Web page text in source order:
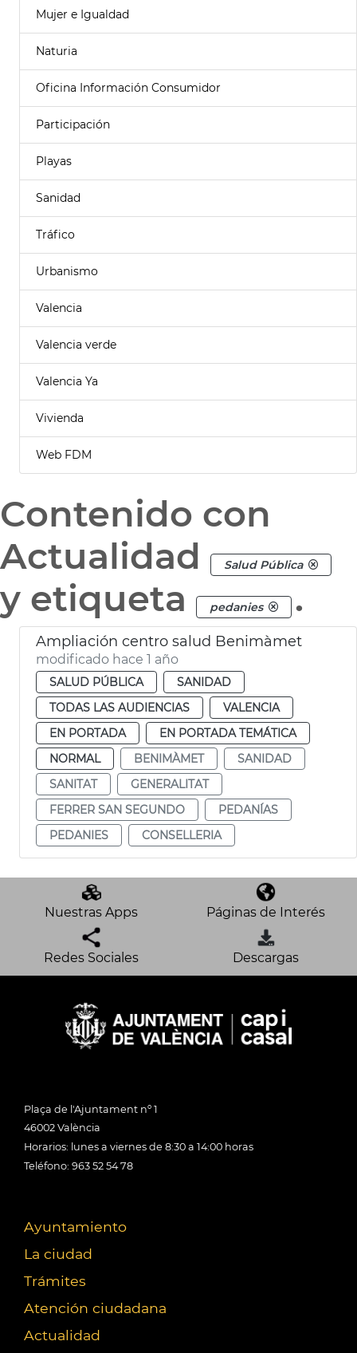
Mujer e Igualdad
Naturia
Oficina Información Consumidor
Participación
Playas
Sanidad
Tráfico
Urbanismo
Valencia
Valencia verde
Valencia Ya
Vivienda
Web FDM
Contenido con
Actualidad
Salud Pública
y etiqueta pedanies .
Ampliación centro salud Benimàmet
modificado hace 1 año
SALUD PÚBLICA
SANIDAD
TODAS LAS AUDIENCIAS
VALENCIA
EN PORTADA
EN PORTADA TEMÁTICA
NORMAL
BENIMÀMET
SANIDAD
SANITAT
GENERALITAT
FERRER SAN SEGUNDO
PEDANÍAS
PEDANIES
CONSELLERIA
Nuestras Apps Páginas de Interés
Redes Sociales Descargas
Plaça de l'Ajuntament nº 1
46002 València
Horarios: lunes a viernes de 8:30 a 14:00 horas
Teléfono: 963 52 54 78
Ayuntamiento
La ciudad
Trámites
Atención ciudadana
Actualidad